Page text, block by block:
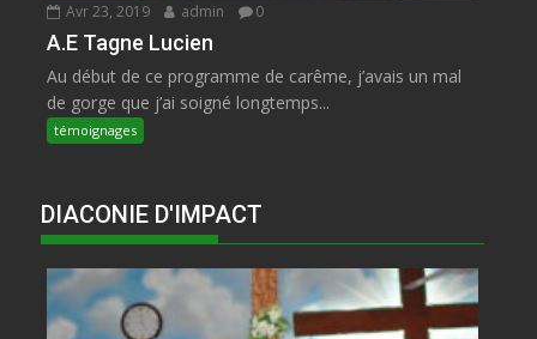
Avr 23, 2019 admin 0
A.E Tagne Lucien
Au début de ce programme de carême, j’avais un mal
de gorge que j’ai soigné longtemps...
témoignages
DIACONIE D'IMPACT